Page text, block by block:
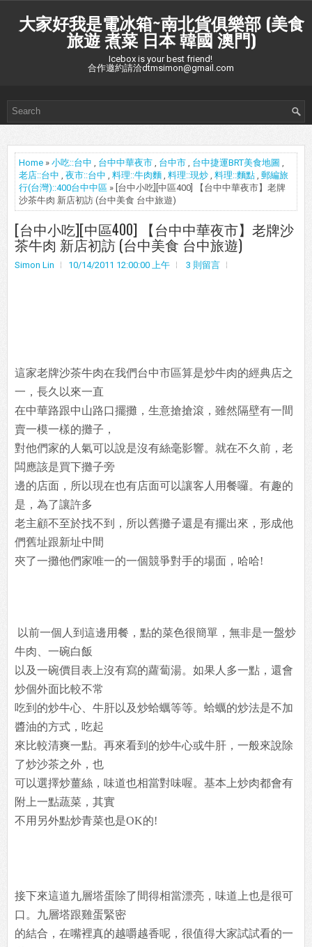
大家好我是電冰箱~南北貨俱樂部 (美食
旅遊 煮菜 日本 韓國 澳門)
Icebox is your best friend!
合作邀約請洽dtmsimon@gmail.com
Home » 小吃::台中 , 台中中華夜市 , 台中市 , 台中捷運BRT美食地圖 ,
老店::台中 , 夜市::台中 , 料理::牛肉麵 , 料理::現炒 , 料理::麵點 , 郵編旅
行(台灣)::400台中中區 » [台中小吃][中區400] 【台中中華夜市】老牌
沙茶牛肉 新店初訪 (台中美食 台中旅遊)
[台中小吃][中區400] 【台中中華夜市】老牌沙
茶牛肉 新店初訪 (台中美食 台中旅遊)
Simon Lin 10/14/2011 12:00:00 上午 3 則留言
這家老牌沙茶牛肉在我們台中市區算是炒牛肉的經典店之
一，長久以來一直
在中華路跟中山路口擺攤，生意搶搶滾，雖然隔壁有一間
賣一模一樣的攤子，
對他們家的人氣可以說是沒有絲毫影響。就在不久前，老
闆應該是買下攤子旁
邊的店面，所以現在也有店面可以讓客人用餐囉。有趣的
是，為了讓許多
老主顧不至於找不到，所以舊攤子還是有擺出來，形成他
們舊址跟新址中間
夾了一攤他們家唯一的一個競爭對手的場面，哈哈!
以前一個人到這邊用餐，點的菜色很簡單，無非是一盤炒
牛肉、一碗白飯
以及一碗價目表上沒有寫的蘿蔔湯。如果人多一點，還會
炒個外面比較不常
吃到的炒牛心、牛肝以及炒蛤蠣等等。蛤蠣的炒法是不加
醬油的方式，吃起
來比較清爽一點。再來看到的炒牛心或牛肝，一般來說除
了炒沙茶之外，也
可以選擇炒薑絲，味道也相當對味喔。基本上炒肉都會有
附上一點蔬菜，其實
不用另外點炒青菜也是OK的!
接下來這道九層塔蛋除了間得相當漂亮，味道上也是很可
口。九層塔跟雞蛋緊密
的結合，在嘴裡真的越嚼越香呢，很值得大家試試看的一